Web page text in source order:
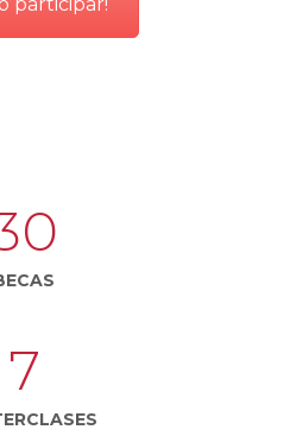
participar!
7